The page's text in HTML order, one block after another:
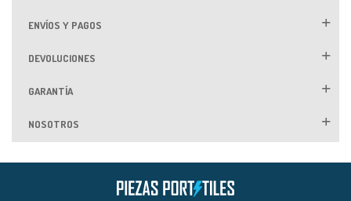
ENVÍOS Y PAGOS
DEVOLUCIONES
GARANTÍA
NOSOTROS